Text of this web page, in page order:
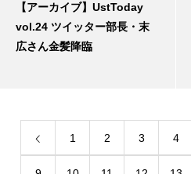
【アーカイブ】UstToday
vol.24 ツイッター部長・末
広さん金髪降臨
1 2 3 4